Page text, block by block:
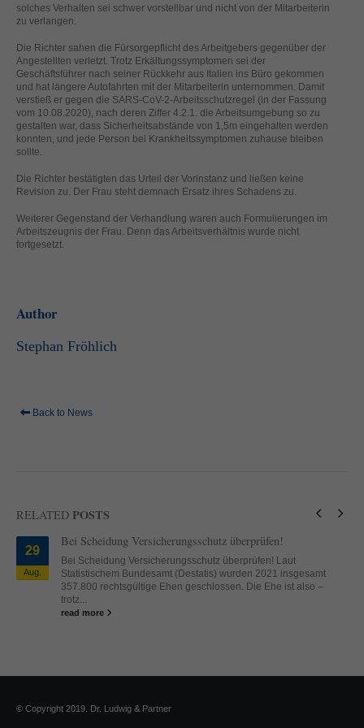
solches Verhalten sei schwer vorstellbar und nicht von der Mitarbeiterin
zu verlangen.
Die Richter sahen die Fürsorgepflicht des Arbeitgebers gegenüber der
Angestellten verletzt. Trotz Erkältungssymptomen sei der
Geschäftsführer nach seiner Rückkehr aus Italien ins Büro gekommen
und hat längere Autofahrten mit der Mitarbeiterin unternommen. Damit
verstieß er gegen die SARS-CoV-2-Arbeitsschutzregel (in der Fassung
vom 10.08.2020), nach deren Ziffer 4.2.1. die Arbeitsumgebung so zu
gestalten war, dass Sicherheitsabstände von 1,5m eingehalten werden
konnten, und jede Person bei Krankheitssymptomen zuhause bleiben
sollte.
Die Richter bestätigten das Urteil der Vorinstanz und ließen keine
Revision zu. Der Frau steht demnach Ersatz ihres Schadens zu.
Weiterer Gegenstand der Verhandlung waren auch Formulierungen im
Arbeitszeugnis der Frau. Denn das Arbeitsverhältnis wurde nicht
fortgesetzt.
Author
Stephan Fröhlich
Back to News
RELATED POSTS
29
Aug.
Bei Scheidung Versicherungsschutz überprüfen!
Bei Scheidung Versicherungsschutz überprüfen! Laut
Statistischem Bundesamt (Destatis) wurden 2021 insgesamt
357.800 rechtsgültige Ehen geschlossen. Die Ehe ist also –
trotz...
read more
© Copyright 2019. Dr. Ludwig & Partner
helfen, diese Website und Ihre Erfahrung zu verbessern.
Personenbezogene Daten können verarbeitet werden (z. B. IP-
Anzeigen- und Inhaltsmessung. Weitere Informationen über die
Verwendung Ihrer Daten finden Sie in unserer
Datenschutzerklärung.
Hier finden Sie eine Übersicht über alle verwendeten Cookies. Sie
können Ihre Einwilligung zu ganzen Kategorien geben oder sich
weitere Informationen anzeigen lassen und so nur bestimmte
Cookies auswählen.
Alle akzeptieren Speichern
Datenschutzeinstellungen
Essenziell (1)